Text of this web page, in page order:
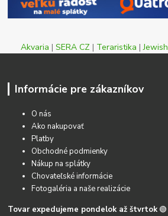
Akvaria | SERA CZ | Teraristika |Jewish
Informácie pre zákazníkov
O nás
Ako nakupovať
Platby
Obchodné podmienky
Nákup na splátky
Chovateľské informácie
Fotogaléria a naše realizácie
Tovar expedujeme pondelok až štvrtok 🟢